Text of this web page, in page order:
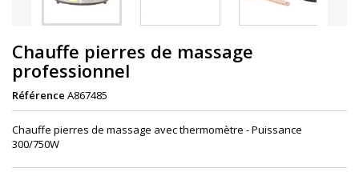
Chauffe pierres de massage
professionnel
Référence A867485
Chauffe pierres de massage avec thermomètre - Puissance
300/750W